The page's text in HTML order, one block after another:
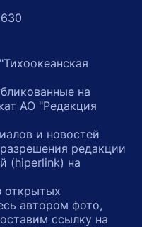
на
АО "Редакция
и новостей
редакции
(hiperlink) на
открытых
автором фото,
ссылку на